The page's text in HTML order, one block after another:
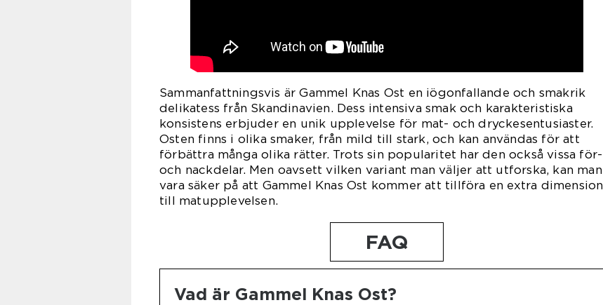
Sammanfattningsvis är Gammel Knas Ost en iögonfallande och smakrik
delikatess från Skandinavien. Dess intensiva smak och karakteristiska
konsistens erbjuder en unik upplevelse för mat- och dryckesentusiaster.
Osten finns i olika smaker, från mild till stark, och kan användas för att
förbättra många olika rätter. Trots sin popularitet har den också vissa för-
och nackdelar. Men oavsett vilken variant man väljer att utforska, kan man
vara säker på att Gammel Knas Ost kommer att tillföra en extra dimension
till matupplevelsen.
FAQ
Vad är Gammel Knas Ost?